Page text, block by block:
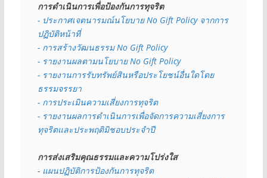
การดำเนินการเพื่อป้องกันการทุจริต
- ประกาศเจตนารมณ์นโยบาย No Gift Policy จากการ
ปฏิบัติหน้าที่
- การสร้างวัฒนธรรม No Gift Policy
- รายงานผลตามนโยบาย No Gift Policy
- รายงานการรับทรัพย์สินหรือประโยชน์อื่นใดโดย
ธรรมจรรยา
- การประเมินความเสี่ยงการทุจริต
- รายงานผลการดำเนินการเพื่อจัดการความเสี่ยงการ
ทุจริตและประพฤติมิชอบประจำปี
การส่งเสริมคุณธรรมและความโปร่งใส
- แผนปฏิบัติการป้องกันการทุจริต